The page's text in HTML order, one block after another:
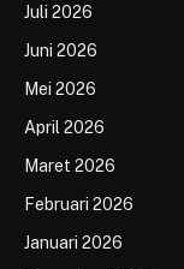
Juli 2026
Juni 2026
Mei 2026
April 2026
Maret 2026
Februari 2026
Januari 2026